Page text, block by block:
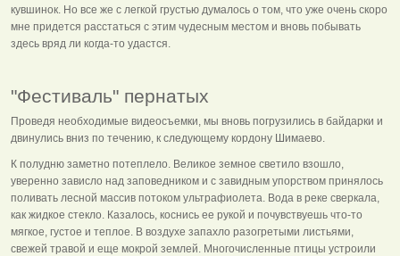
кувшинок. Но все же с легкой грустью думалось о том, что уже очень скоро
мне придется расстаться с этим чудесным местом и вновь побывать
здесь вряд ли когда-то удастся.
"Фестиваль" пернатых
Проведя необходимые видеосъемки, мы вновь погрузились в байдарки и
двинулись вниз по течению, к следующему кордону Шимаево.
К полудню заметно потеплело. Великое земное светило взошло,
уверенно зависло над заповедником и с завидным упорством принялось
поливать лесной массив потоком ультрафиолета. Вода в реке сверкала,
как жидкое стекло. Казалось, коснись ее рукой и почувствуешь что-то
мягкое, густое и теплое. В воздухе запахло разогретыми листьями,
свежей травой и еще мокрой землей. Многочисленные птицы устроили